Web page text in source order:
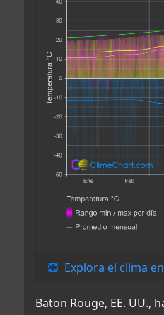
Explora el clima
Baton Rouge, EE. UU.,